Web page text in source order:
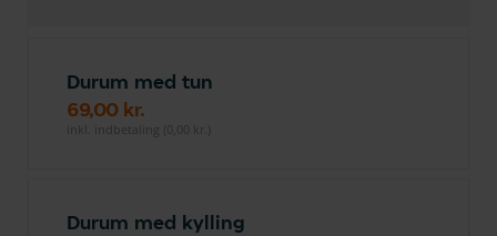
Durum med tun
69,00 kr.
inkl. indbetaling (0,00 kr.)
Durum med kylling